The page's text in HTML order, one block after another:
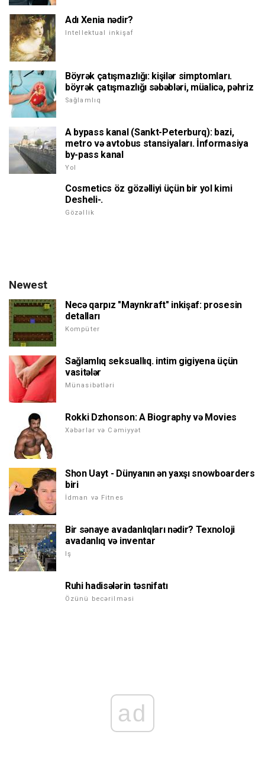
Adı Xenia nədir?
Intellektual inkişaf
Böyrək çatışmazlığı: kişilər simptomları.
böyrək çatışmazlığı səbəbləri, müalicə, pəhriz
Sağlamlıq
A bypass kanal (Sankt-Peterburq): bazi,
metro və avtobus stansiyaları. İnformasiya
by-pass kanal
Yol
Cosmetics öz gözəlliyi üçün bir yol kimi
Desheli-.
Gözəllik
Newest
Necə qarpız "Maynkraft" inkişaf: prosesin
detalları
Kompüter
Sağlamlıq seksuallıq. intim gigiyena üçün
vasitələr
Münasibətləri
Rokki Dzhonson: A Biography və Movies
Xəbərlər və Cəmiyyət
Shon Uayt - Dünyanın ən yaxşı snowboarders
biri
İdman və Fitnes
Bir sənaye avadanlıqları nədir? Texnoloji
avadanlıq və inventar
Iş
Ruhi hadisələrin təsnifatı
Özünü becərilməsi
ad